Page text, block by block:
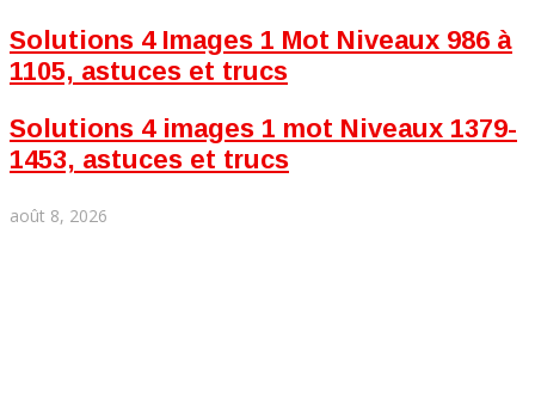
Solutions 4 Images 1 Mot Niveaux 986 à
1105, astuces et trucs
Solutions 4 images 1 mot Niveaux 1379-
1453, astuces et trucs
août 8, 2026